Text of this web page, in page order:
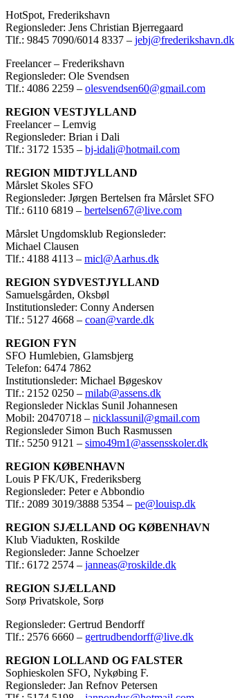
HotSpot, Frederikshavn
Regionsleder: Jens Christian Bjerregaard
Tlf.: 9845 7090/6014 8337 – jebj@frederikshavn.dk
Freelancer – Frederikshavn
Regionsleder: Ole Svendsen
Tlf.: 4086 2259 – olesvendsen60@gmail.com
REGION VESTJYLLAND
Freelancer – Lemvig
Regionsleder: Brian i Dali
Tlf.: 3172 1535 – bj-idali@hotmail.com
REGION MIDTJYLLAND
Mårslet Skoles SFO
Regionsleder: Jørgen Bertelsen fra Mårslet SFO
Tlf.: 6110 6819 – bertelsen67@live.com
Mårslet Ungdomsklub Regionsleder:
Michael Clausen
Tlf.: 4188 4113 – micl@Aarhus.dk
REGION SYDVESTJYLLAND
Samuelsgården, Oksbøl
Institutionsleder: Conny Andersen
Tlf.: 5127 4668 – coan@varde.dk
REGION FYN
SFO Humlebien, Glamsbjerg
Telefon: 6474 7862
Institutionsleder: Michael Bøgeskov
Tlf.: 2152 0250 – milab@assens.dk
Regionsleder Nicklas Sunil Johannesen
Mobil: 20470718 – nicklassunil@gmail.com
Regionsleder Simon Buch Rasmussen
Tlf.: 5250 9121 – simo49m1@assensskoler.dk
REGION KØBENHAVN
Louis P FK/UK, Frederiksberg
Regionsleder: Peter e Abbondio
Tlf.: 2089 3019/3888 5354 – pe@louisp.dk
REGION SJÆLLAND OG KØBENHAVN
Klub Viadukten, Roskilde
Regionsleder: Janne Schoelzer
Tlf.: 6172 2574 – janneas@roskilde.dk
REGION SJÆLLAND
Sorø Privatskole, Sorø
Regionsleder: Gertrud Bendorff
Tlf.: 2576 6660 – gertrudbendorff@live.dk
REGION LOLLAND OG FALSTER
Sophieskolen SFO, Nykøbing F.
Regionsleder: Jan Refnov Petersen